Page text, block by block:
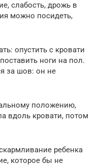
слабость, дрожь в
можно посидеть,
опустить с кровати
ноги на пол.
за шов: он не
положению,
вдоль кровати, потом
ребенка
которое бы не